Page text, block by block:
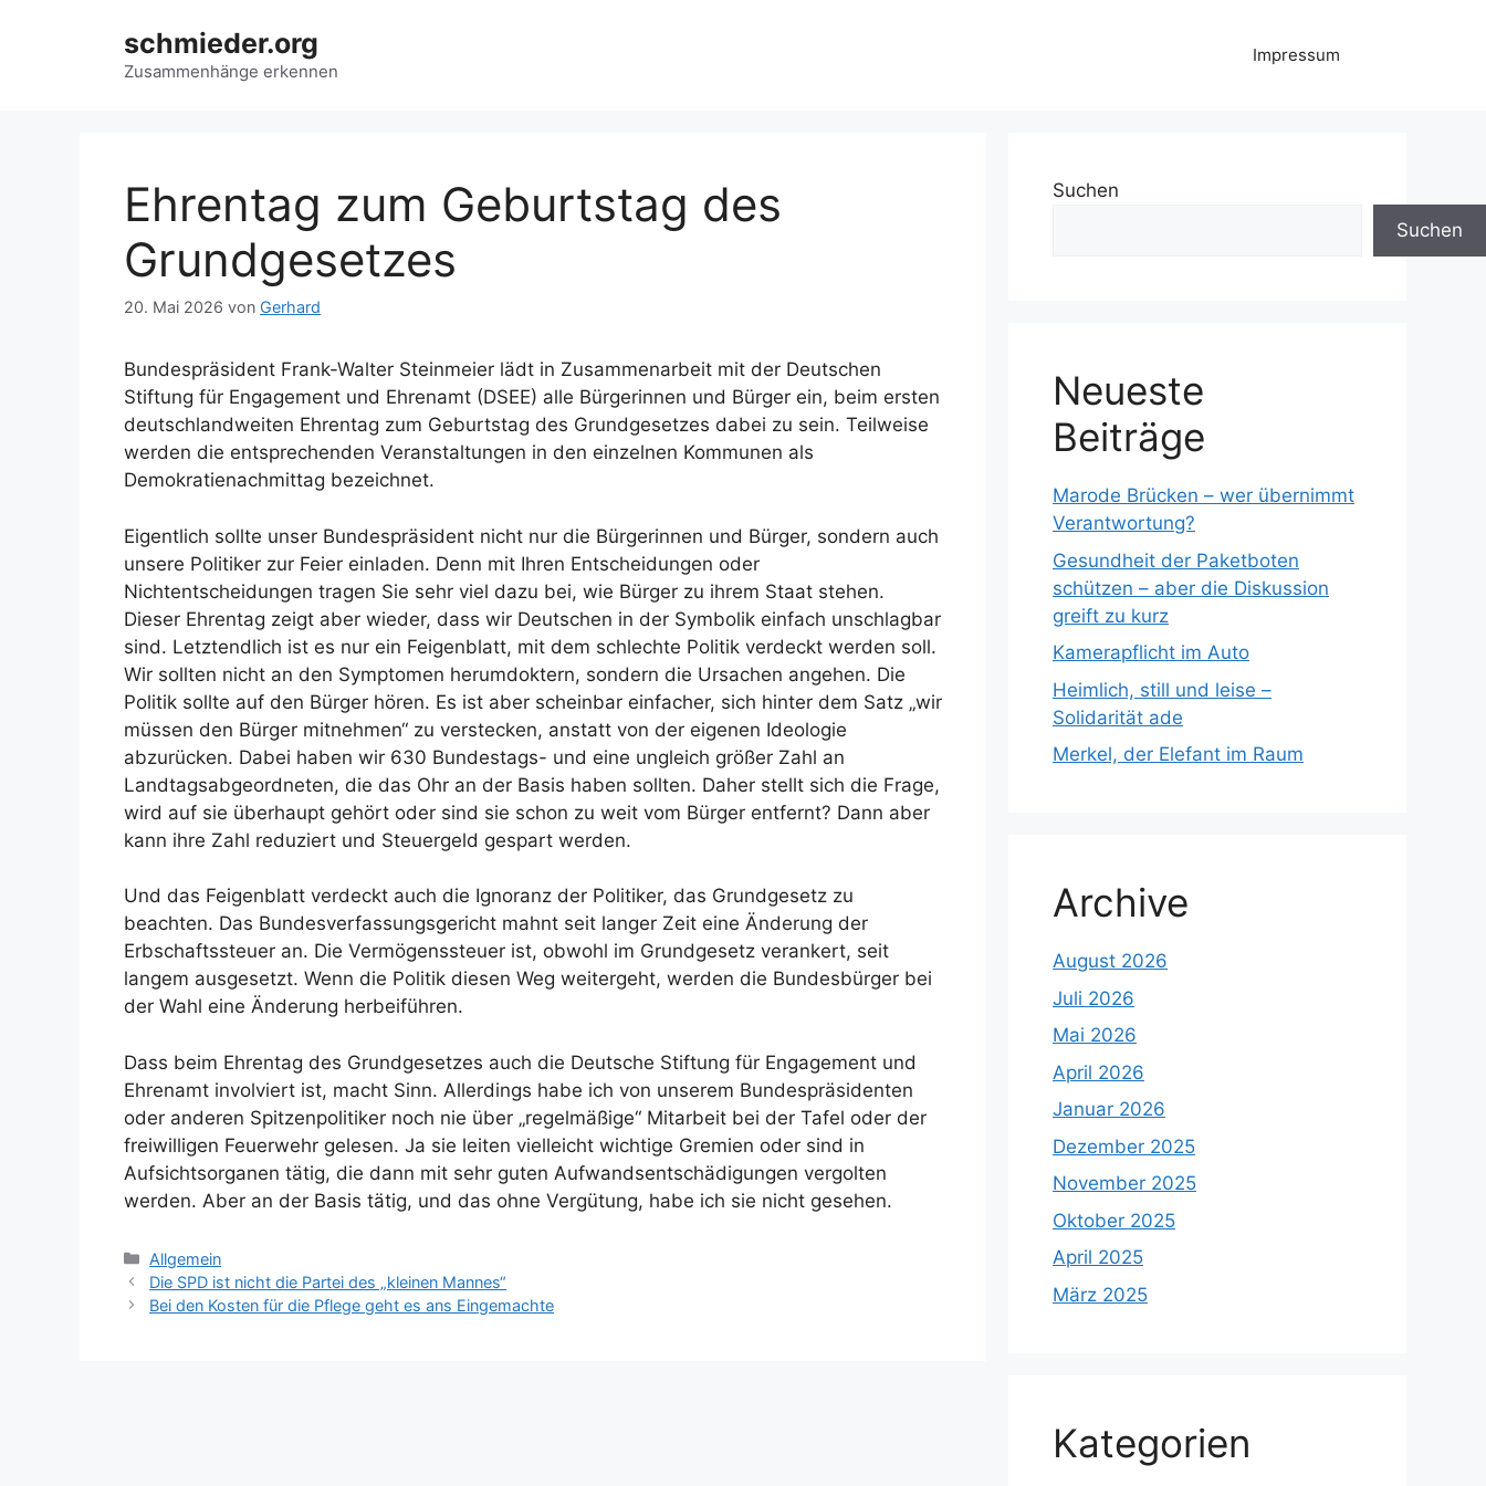
schmieder.org
Zusammenhänge erkennen
Impressum
Ehrentag zum Geburtstag des
Grundgesetzes
20. Mai 2026 von Gerhard
Bundespräsident Frank-Walter Steinmeier lädt in Zusammenarbeit mit der Deutschen
Stiftung für Engagement und Ehrenamt (DSEE) alle Bürgerinnen und Bürger ein, beim ersten
deutschlandweiten Ehrentag zum Geburtstag des Grundgesetzes dabei zu sein. Teilweise
werden die entsprechenden Veranstaltungen in den einzelnen Kommunen als
Demokratienachmittag bezeichnet.
Eigentlich sollte unser Bundespräsident nicht nur die Bürgerinnen und Bürger, sondern auch
unsere Politiker zur Feier einladen. Denn mit Ihren Entscheidungen oder
Nichtentscheidungen tragen Sie sehr viel dazu bei, wie Bürger zu ihrem Staat stehen.
Dieser Ehrentag zeigt aber wieder, dass wir Deutschen in der Symbolik einfach unschlagbar
sind. Letztendlich ist es nur ein Feigenblatt, mit dem schlechte Politik verdeckt werden soll.
Wir sollten nicht an den Symptomen herumdoktern, sondern die Ursachen angehen. Die
Politik sollte auf den Bürger hören. Es ist aber scheinbar einfacher, sich hinter dem Satz „wir
müssen den Bürger mitnehmen“ zu verstecken, anstatt von der eigenen Ideologie
abzurücken. Dabei haben wir 630 Bundestags- und eine ungleich größer Zahl an
Landtagsabgeordneten, die das Ohr an der Basis haben sollten. Daher stellt sich die Frage,
wird auf sie überhaupt gehört oder sind sie schon zu weit vom Bürger entfernt? Dann aber
kann ihre Zahl reduziert und Steuergeld gespart werden.
Und das Feigenblatt verdeckt auch die Ignoranz der Politiker, das Grundgesetz zu
beachten. Das Bundesverfassungsgericht mahnt seit langer Zeit eine Änderung der
Erbschaftssteuer an. Die Vermögenssteuer ist, obwohl im Grundgesetz verankert, seit
langem ausgesetzt. Wenn die Politik diesen Weg weitergeht, werden die Bundesbürger bei
der Wahl eine Änderung herbeiführen.
Dass beim Ehrentag des Grundgesetzes auch die Deutsche Stiftung für Engagement und
Ehrenamt involviert ist, macht Sinn. Allerdings habe ich von unserem Bundespräsidenten
oder anderen Spitzenpolitiker noch nie über „regelmäßige“ Mitarbeit bei der Tafel oder der
freiwilligen Feuerwehr gelesen. Ja sie leiten vielleicht wichtige Gremien oder sind in
Aufsichtsorganen tätig, die dann mit sehr guten Aufwandsentschädigungen vergolten
werden. Aber an der Basis tätig, und das ohne Vergütung, habe ich sie nicht gesehen.
Kategorien
Allgemein
Die SPD ist nicht die Partei des „kleinen Mannes“
Bei den Kosten für die Pflege geht es ans Eingemachte
Suchen
Suchen
Neueste
Beiträge
Marode Brücken – wer übernimmt
Verantwortung?
Gesundheit der Paketboten
schützen – aber die Diskussion
greift zu kurz
Kamerapflicht im Auto
Heimlich, still und leise –
Solidarität ade
Merkel, der Elefant im Raum
Archive
August 2026
Juli 2026
Mai 2026
April 2026
Januar 2026
Dezember 2025
November 2025
Oktober 2025
April 2025
März 2025
Kategorien